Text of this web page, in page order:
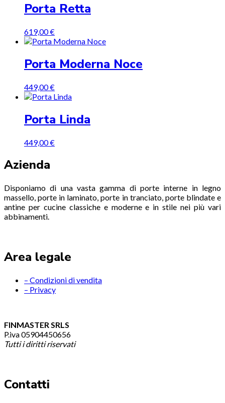
Porta Retta
619,00€
Porta Moderna Noce
449,00€
Porta Linda
449,00€
Azienda
Disponiamo di una vasta gamma di porte interne in legno
massello, porte in laminato, porte in tranciato, porte blindate e
antine per cucine classiche e moderne e in stile nei più vari
abbinamenti.
Area legale
– Condizioni di vendita
– Privacy
FINMASTER SRLS
P.iva 05904450656
Tutti i diritti riservati
Contatti